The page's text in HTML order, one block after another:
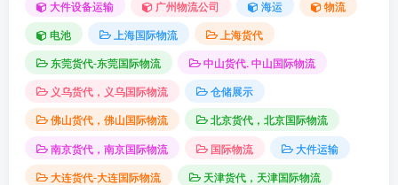
大件设备运输
广州物流公司 海运
物流
电池
上海国际物流
上海货代
东莞货代-东莞国际物流
中山货代. 中山国际物流
义乌货代，义乌国际物流
仓储展示
佛山货代，佛山国际物流
北京货代，北京国际物流
南京货代，南京国际物流
国际物流
大件运输
大连货代-大连国际物流
天津货代，天津国际物流